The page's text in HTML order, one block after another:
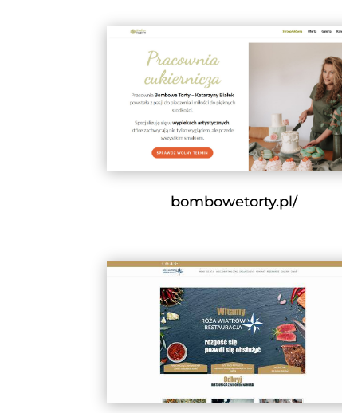
bombowetorty.pl/